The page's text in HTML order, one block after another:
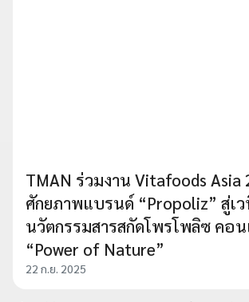
TMAN ร่วมงาน Vitafoods Asia
ศักยภาพแบรนด์ “Propoliz” สู่เว
นวัตกรรมสารสกัดโพรโพลิซ คอ
“Power of Nature”
22 ก.ย. 2025